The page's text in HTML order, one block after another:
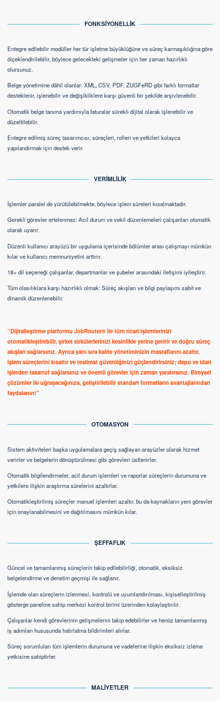
FONKSİYONELLİK
Entegre edilebilir modüller her tür işletme büyüklüğüne ve süreç karmaşıklığına göre
ölçeklendirilebilir, böylece gelecekteki gelişmeler için her zaman hazırlıklı
olursunuz.
Belge yönetimine dâhil olanlar: XML, CSV, PDF, ZUGFeRD gibi farklı formatlar
desteklenir, işlenebilir ve değişikliklere karşı güvenli bir şekilde arşivlenebilir.
Otomatik belge tanıma yardımıyla faturalar sürekli dijital olarak işlenebilir ve
düzeltilebilir.
Entegre edilmiş süreç tasarımcısı, süreçleri, rolleri ve yetkileri kolayca
yapılandırmak için destek verir.
VERİMLİLİK
İşlemler paralel de yürütülebilmekte, böylece işlem süreleri kısalmaktadır.
Gerekli görevler ertelenmez: Acil durum ve vekil düzenlemeleri çalışanları otomatik
olarak uyarır.
Düzenli kullanıcı arayüzü bir uygulama içerisinde bölümler arası çalışmayı mümkün
kılar ve kullanıcı memnuniyetini arttırır.
18+ dil seçeneği çalışanlar, departmanlar ve şubeler arasındaki iletişimi iyileştirir.
Tüm olasılıklara karşı hazırlıklı olmak: Süreç akışları ve bilgi paylaşımı sabit ve
dinamik düzenlenebilir.
“Dijitalleştirme platformu JobRouter® ile tüm ticari işlemlerinizi
otomatikleştirebilir, şirket sirkülerlerinizi kesinlikle yerine getirir ve doğru süreç
akışları sağlarsınız. Ayrıca yanı sıra kalite yönetiminizin masraflarını azaltır,
işlem süreçlerini kısaltır ve teslimat güvenliğinizi güçlendirirsiniz; depo ve idari
işlerden tasarruf sağlarsınız ve önemli görevler için zaman yaratırsınız. Bireysel
çözümler ile uğraşacağınıza, geliştirilebilir standart formatların avantajlarından
faydalanın!”
OTOMASYON
Sistem aktiviteleri başka uygulamalara geçiş sağlayan arayüzler olarak hizmet
verirler ve belgelerin dönüştürülmesi gibi görevleri üstlenirler.
Otomatik bilgilendirmeler, acil durum işlemleri ve raporlar süreçlerin durumuna ve
yetkilere ilişkin araştırma sürelerini azaltırlar.
Otomatikleştirilmiş süreçler manuel işlemleri azaltır, bu da kaynakların yeni görevler
için onaylanabilmesini ve dağıtılmasını mümkün kılar.
ŞEFFAFLIK
Güncel ve tamamlanmış süreçlerin takip edilebilirliği, otomatik, eksiksiz
belgelendirme ve denetim geçmişi ile sağlanır.
İşlemde olan süreçlerin izlenmesi, kontrolü ve uyumlandırılması, kişiselleştirilmiş
gösterge paneline sahip merkezi kontrol birimi üzerinden kolaylaştırılır.
Çalışanlar kendi görevlerinin gelişmelerini takip edebilirler ve henüz tamamlanmış
iş adımları hususunda hatırlatma bildirimleri alırlar.
Süreç sorumluları tüm işlemlerin durumuna ve vadelerine ilişkin eksiksiz izleme
yetkisine sahiptirler.
MALİYETLER